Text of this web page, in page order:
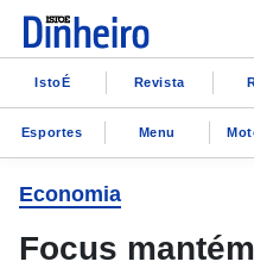
IstoÉ Revista
Esportes Menu
Economia
Focus